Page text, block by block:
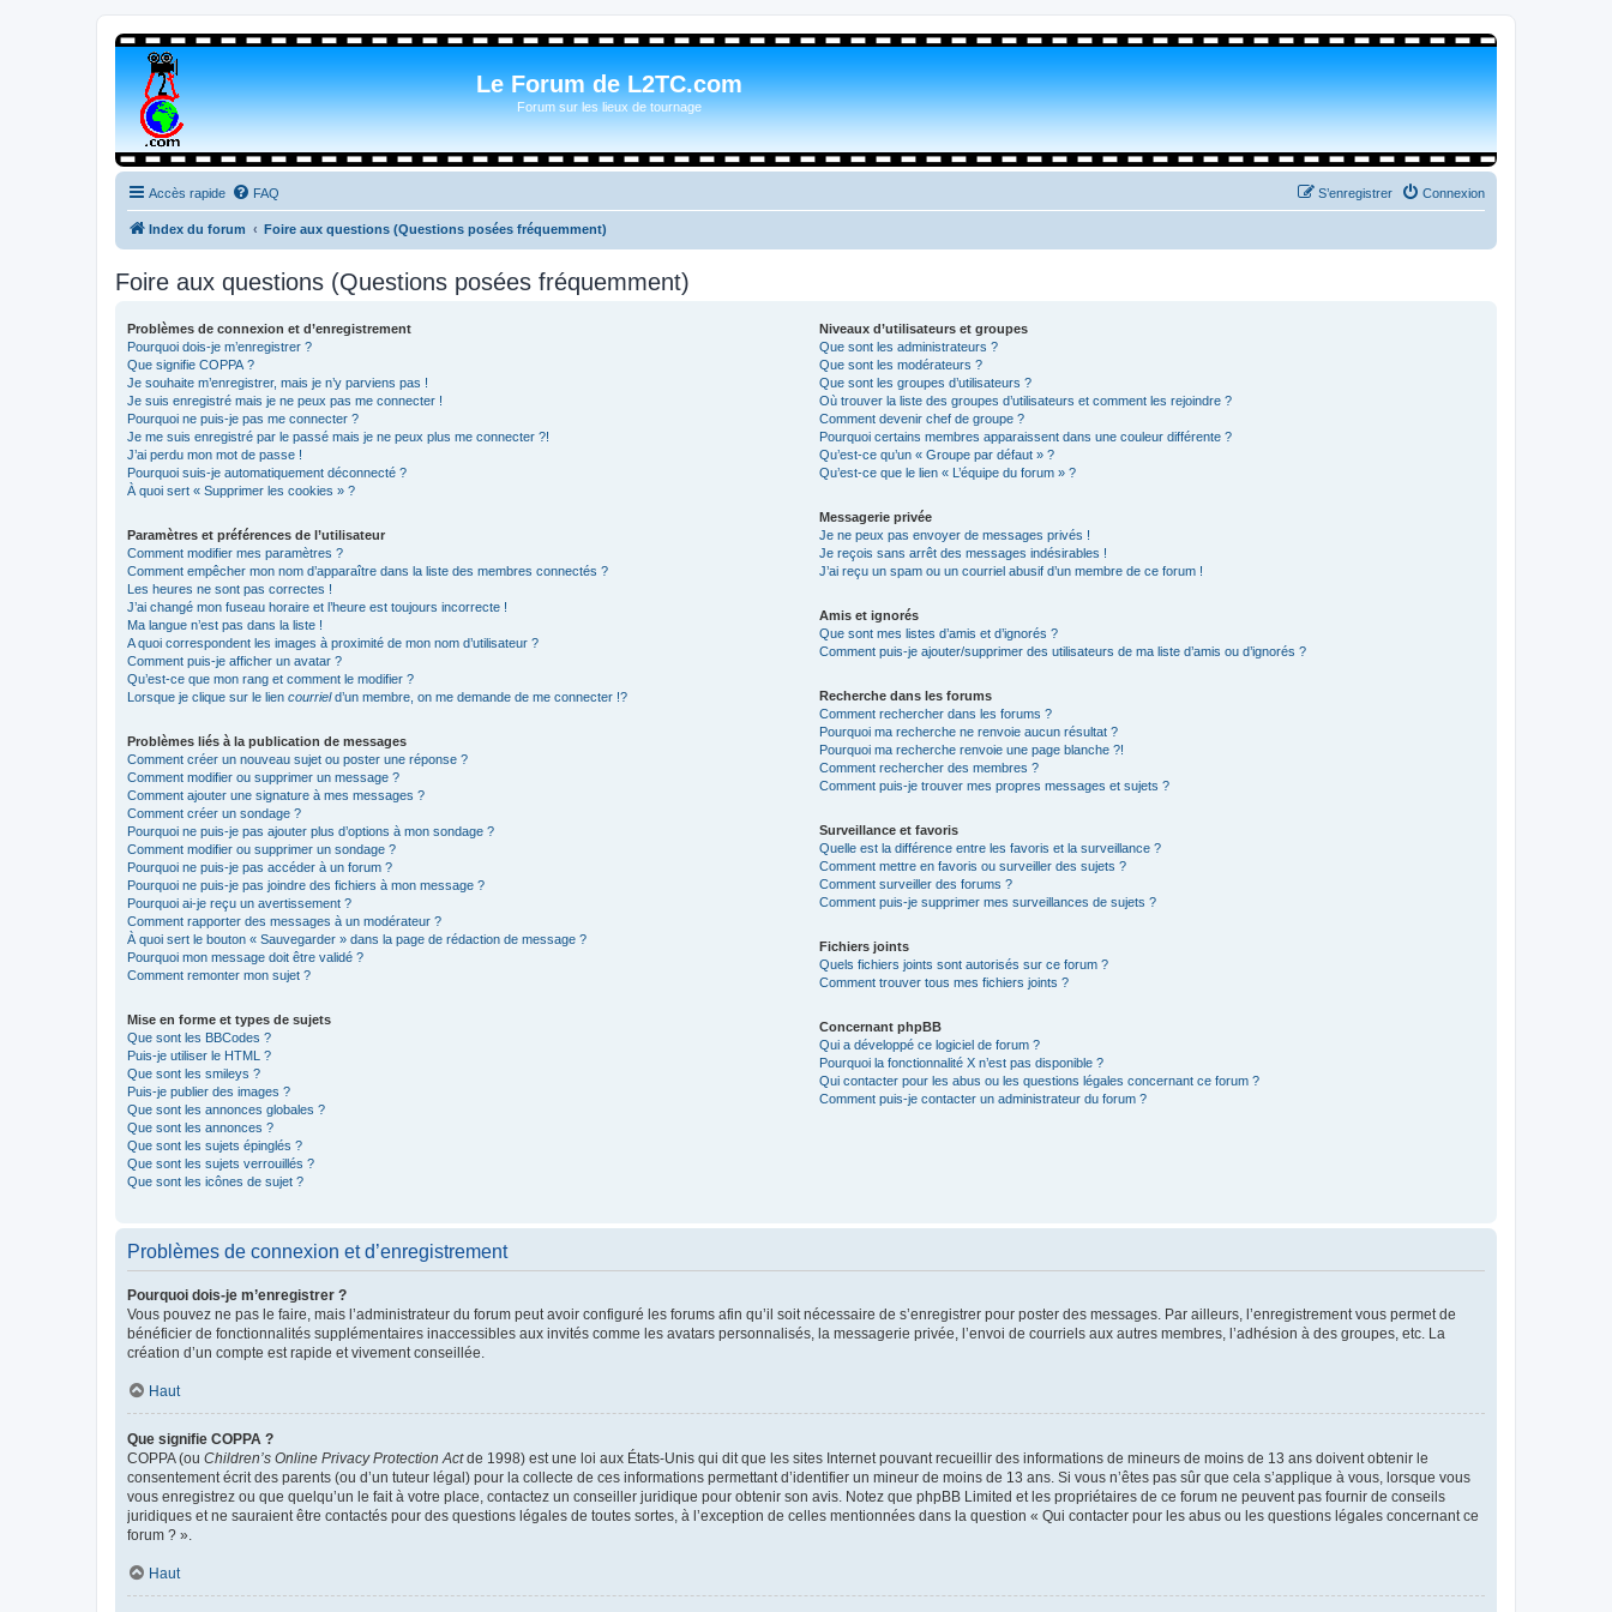
Le Forum de L2TC.com
Forum sur les lieux de tournage
Accès rapide FAQ Connexion
S’enregistrer
Index du forum Foire aux questions (Questions posées fréquemment)
Foire aux questions (Questions posées fréquemment)
Problèmes de connexion et d’enregistrement
Pourquoi dois-je m’enregistrer ?
Que signifie COPPA ?
Je souhaite m’enregistrer, mais je n’y parviens pas !
Je suis enregistré mais je ne peux pas me connecter !
Pourquoi ne puis-je pas me connecter ?
Je me suis enregistré par le passé mais je ne peux plus me connecter ?!
J’ai perdu mon mot de passe !
Pourquoi suis-je automatiquement déconnecté ?
À quoi sert « Supprimer les cookies » ?
Paramètres et préférences de l’utilisateur
Comment modifier mes paramètres ?
Comment empêcher mon nom d’apparaître dans la liste des membres connectés ?
Les heures ne sont pas correctes !
J’ai changé mon fuseau horaire et l’heure est toujours incorrecte !
Ma langue n’est pas dans la liste !
A quoi correspondent les images à proximité de mon nom d’utilisateur ?
Comment puis-je afficher un avatar ?
Qu’est-ce que mon rang et comment le modifier ?
Lorsque je clique sur le lien courrield’un membre, on me demande de me connecter !?
Problèmes liés à la publication de messages
Comment créer un nouveau sujet ou poster une réponse ?
Comment modifier ou supprimer un message ?
Comment ajouter une signature à mes messages ?
Comment créer un sondage ?
Pourquoi ne puis-je pas ajouter plus d’options à mon sondage ?
Comment modifier ou supprimer un sondage ?
Pourquoi ne puis-je pas accéder à un forum ?
Pourquoi ne puis-je pas joindre des fichiers à mon message ?
Pourquoi ai-je reçu un avertissement ?
Comment rapporter des messages à un modérateur ?
À quoi sert le bouton « Sauvegarder » dans la page de rédaction de message ?
Pourquoi mon message doit être validé ?
Comment remonter mon sujet ?
Mise en forme et types de sujets
Que sont les BBCodes ?
Puis-je utiliser le HTML ?
Que sont les smileys ?
Puis-je publier des images ?
Que sont les annonces globales ?
Que sont les annonces ?
Que sont les sujets épinglés ?
Que sont les sujets verrouillés ?
Que sont les icônes de sujet ?
Niveaux d’utilisateurs et groupes
Que sont les administrateurs ?
Que sont les modérateurs ?
Que sont les groupes d’utilisateurs ?
Où trouver la liste des groupes d’utilisateurs et comment les rejoindre ?
Comment devenir chef de groupe ?
Pourquoi certains membres apparaissent dans une couleur différente ?
Qu’est-ce qu’un « Groupe par défaut » ?
Qu’est-ce que le lien « L’équipe du forum » ?
Messagerie privée
Je ne peux pas envoyer de messages privés !
Je reçois sans arrêt des messages indésirables !
J’ai reçu un spam ou un courriel abusif d’un membre de ce forum !
Amis et ignorés
Que sont mes listes d’amis et d’ignorés ?
Comment puis-je ajouter/supprimer des utilisateurs de ma liste d’amis ou d’ignorés ?
Recherche dans les forums
Comment rechercher dans les forums ?
Pourquoi ma recherche ne renvoie aucun résultat ?
Pourquoi ma recherche renvoie une page blanche ?!
Comment rechercher des membres ?
Comment puis-je trouver mes propres messages et sujets ?
Surveillance et favoris
Quelle est la différence entre les favoris et la surveillance ?
Comment mettre en favoris ou surveiller des sujets ?
Comment surveiller des forums ?
Comment puis-je supprimer mes surveillances de sujets ?
Fichiers joints
Quels fichiers joints sont autorisés sur ce forum ?
Comment trouver tous mes fichiers joints ?
Concernant phpBB
Qui a développé ce logiciel de forum ?
Pourquoi la fonctionnalité X n’est pas disponible ?
Qui contacter pour les abus ou les questions légales concernant ce forum ?
Comment puis-je contacter un administrateur du forum ?
Problèmes de connexion et d’enregistrement
Pourquoi dois-je m’enregistrer ?
Vous pouvez ne pas le faire, mais l’administrateur du forum peut avoir configuré les forums afin qu’il soit nécessaire de s’enregistrer pour poster des messages. Par ailleurs, l’enregistrement vous permet de
bénéficier de fonctionnalités supplémentaires inaccessibles aux invités comme les avatars personnalisés, la messagerie privée, l’envoi de courriels aux autres membres, l’adhésion à des groupes, etc. La
création d’un compte est rapide et vivement conseillée.
Haut
Que signifie COPPA ?
COPPA (ou Children’s Online Privacy Protection Actde 1998) est une loi aux États-Unis qui dit que les sites Internet pouvant recueillir des informations de mineurs de moins de 13 ans doivent obtenir le
consentement écrit des parents (ou d’un tuteur légal) pour la collecte de ces informations permettant d’identifier un mineur de moins de 13 ans. Si vous n’êtes pas sûr que cela s’applique à vous, lorsque vous
vous enregistrez ou que quelqu’un le fait à votre place, contactez un conseiller juridique pour obtenir son avis. Notez que phpBB Limited et les propriétaires de ce forum ne peuvent pas fournir de conseils
juridiques et ne sauraient être contactés pour des questions légales de toutes sortes, à l’exception de celles mentionnées dans la question « Qui contacter pour les abus ou les questions légales concernant ce
forum ? ».
Haut